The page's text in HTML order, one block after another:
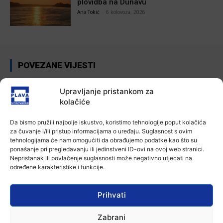
Upravljanje pristankom za
kolačiće
Da bismo pružili najbolje iskustvo, koristimo tehnologije poput kolačića
za čuvanje i/ili pristup informacijama o uređaju. Suglasnost s ovim
tehnologijama će nam omogućiti da obrađujemo podatke kao što su
ponašanje pri pregledavanju ili jedinstveni ID-ovi na ovoj web stranici.
Nepristanak ili povlačenje suglasnosti može negativno utjecati na
određene karakteristike i funkcije.
Prihvati
Zabrani
plovidba na Dunavu
Ana Tokić 6 kolovoza, 2026
POVEZANE VIJESTI
Autoklub Vinkovci u rujnu će obilježiti
stotu godišnjicu djelovanja
Aktualno
Za dva tjedna započinje još jedna
Divlja liga
7 kolovoza, 2026
Aktualno
U Županji održana Ljetna škola magije
7 kolovoza, 2026